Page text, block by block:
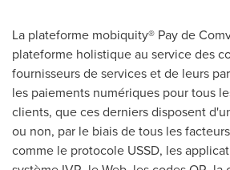
La plateforme mobiquity® Pay de
plateforme holistique au service des
fournisseurs de services et de leurs
les paiements numériques pour tous
clients, que ces derniers disposent
ou non, par le biais de tous les
comme le protocole USSD, les